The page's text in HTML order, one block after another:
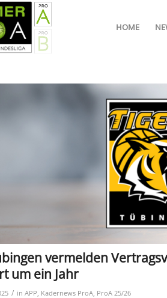
HOME
vermelden
um ein Jahr
/ in APP Kadernews ProA ProA 25/26